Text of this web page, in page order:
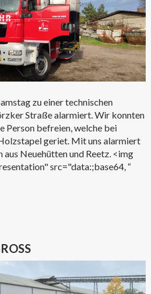
zu einer technischen
Straße alarmiert. Wir konnten
Person befreien, welche bei
geriet. Mit uns alarmiert
Neuehütten und Reetz. <img
src="data:;base64, “